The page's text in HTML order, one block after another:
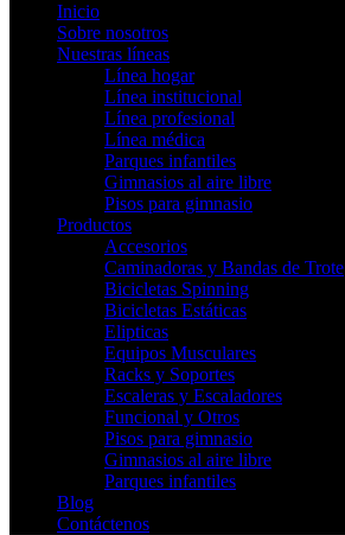
Inicio
Sobre nosotros
Nuestras líneas
Línea hogar
Línea institucional
Línea profesional
Línea médica
Parques infantiles
Gimnasios al aire libre
Pisos para gimnasio
Productos
Accesorios
Caminadoras y Bandas de Trote
Bicicletas Spinning
Bicicletas Estáticas
Elipticas
Equipos Musculares
Racks y Soportes
Escaleras y Escaladores
Funcional y Otros
Pisos para gimnasio
Gimnasios al aire libre
Parques infantiles
Blog
Contáctenos